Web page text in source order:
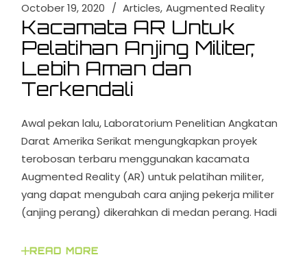
October 19, 2020 Articles Augmented Reality
Kacamata AR Untuk
Pelatihan Anjing Militer,
Lebih Aman dan
Terkendali
Awal pekan lalu, Laboratorium Penelitian Angkatan
Darat Amerika Serikat mengungkapkan proyek
terobosan terbaru menggunakan kacamata
Augmented Reality (AR) untuk pelatihan militer,
yang dapat mengubah cara anjing pekerja militer
(anjing perang) dikerahkan di medan perang. Hadi
READ MORE